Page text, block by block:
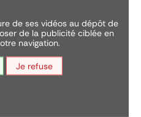
de la publicité ciblée en
navigation.
Je refuse